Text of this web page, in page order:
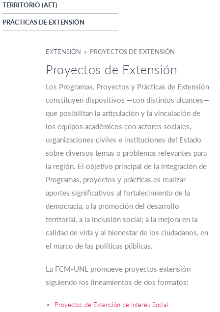
TERRITORIO (AET)
PRÁCTICAS DE EXTENSIÓN
EXTENSIÓN » PROYECTOS DE EXTENSIÓN
Proyectos de Extensión
Los Programas, Proyectos y Prácticas de Extensión
constituyen dispositivos —con distintos alcances—
que posibilitan la articulación y la vinculación de
los equipos académicos con actores sociales,
organizaciones civiles e instituciones del Estado
sobre diversos temas o problemas relevantes para
la región. El objetivo principal de la integración de
Programas, proyectos y prácticas es realizar
aportes significativos al fortalecimiento de la
democracia, a la promoción del desarrollo
territorial, a la inclusión social; a la mejora en la
calidad de vida y al bienestar de los ciudadanos, en
el marco de las políticas públicas.
La FCM-UNL promueve proyectos extensión
siguiendo los lineamientos de dos formatos:
Proyectos de Extensión de Interés Social.